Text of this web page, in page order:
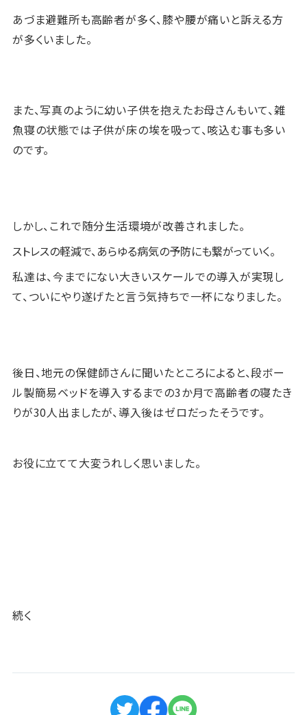
あづま避難所も高齢者が多く、膝や腰が痛いと訴える方
が多くいました。
また、写真のように幼い子供を抱えたお母さんもいて、雑
魚寝の状態では子供が床の埃を吸って、咳込む事も多い
のです。
しかし、これで随分生活環境が改善されました。
ストレスの軽減で、あらゆる病気の予防にも繋がっていく。
私達は、今までにない大きいスケールでの導入が実現し
て、ついにやり遂げたと言う気持ちで一杯になりました。
後日、地元の保健師さんに聞いたところによると、段ボー
ル製簡易ベッドを導入するまでの3か月で高齢者の寝たき
りが30人出ましたが、導入後はゼロだったそうです。
お役に立てて大変うれしく思いました。
続く